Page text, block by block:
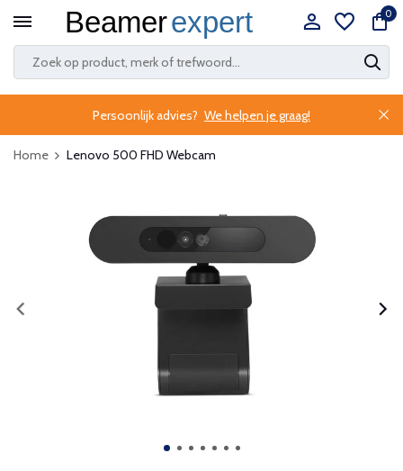
0
Persoonlijk advies? We helpen je graag!
Home Lenovo 500 FHD Webcam